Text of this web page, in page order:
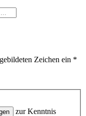
Zeichen ein *
zur Kenntnis